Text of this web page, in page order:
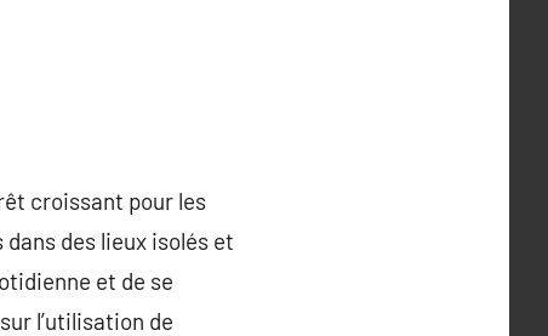
croissant pour les
des lieux isolés et
et de se
l’utilisation de